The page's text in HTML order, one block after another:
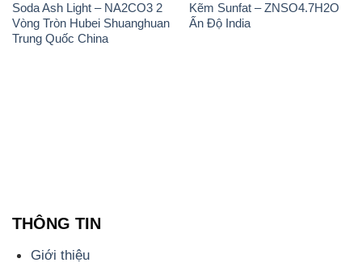
Soda Ash Light – NA2CO3 2
Vòng Tròn Hubei Shuanghuan
Trung Quốc China
Kẽm Sunfat – ZNSO4.7H2O
Ấn Độ India
THÔNG TIN
Giới thiệu